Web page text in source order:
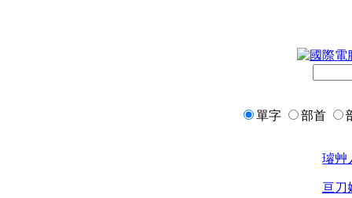
單字 部首
璿艸
亘刀